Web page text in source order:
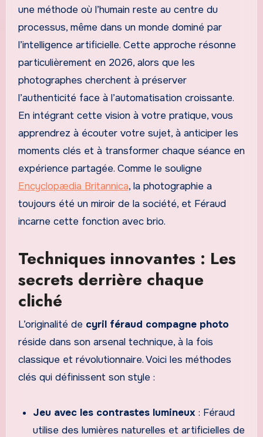
une méthode où l’humain reste au centre du
processus, même dans un monde dominé par
l’intelligence artificielle. Cette approche résonne
particulièrement en 2026, alors que les
photographes cherchent à préserver
l’authenticité face à l’automatisation croissante.
En intégrant cette vision à votre pratique, vous
apprendrez à écouter votre sujet, à anticiper les
moments clés et à transformer chaque séance en
expérience partagée. Comme le souligne
Encyclopædia Britannica, la photographie a
toujours été un miroir de la société, et Féraud
incarne cette fonction avec brio.
Techniques innovantes : Les
secrets derrière chaque
cliché
L’originalité de cyril féraud compagne photo
réside dans son arsenal technique, à la fois
classique et révolutionnaire. Voici les méthodes
clés qui définissent son style :
Jeu avec les contrastes lumineux : Féraud
utilise des lumières naturelles et artificielles de